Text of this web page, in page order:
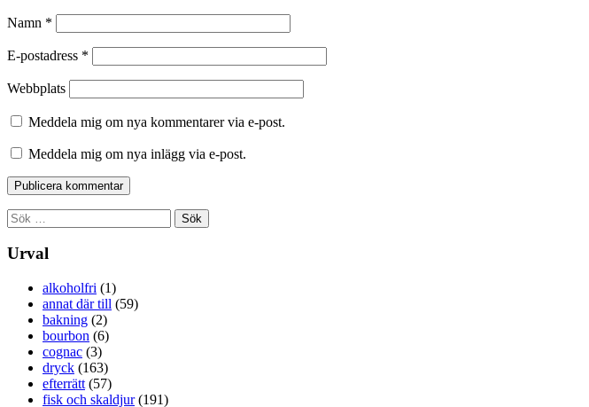
Namn *
E-postadress *
Webbplats
Meddela mig om nya kommentarer via e-post.
Meddela mig om nya inlägg via e-post.
Sök
efter:
Urval
alkoholfri (1)
annat där till (59)
bakning (2)
bourbon (6)
cognac (3)
dryck (163)
efterrätt (57)
fisk och skaldjur(191)